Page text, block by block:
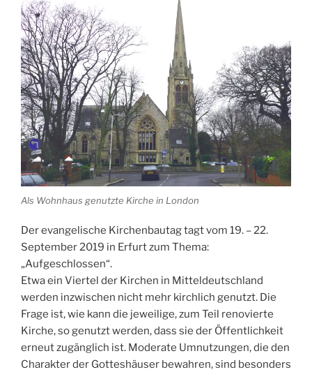
Als Wohnhaus genutzte Kirche in London
Der evangelische Kirchenbautag tagt vom 19. – 22.
September 2019 in Erfurt zum Thema:
„Aufgeschlossen“.
Etwa ein Viertel der Kirchen in Mitteldeutschland
werden inzwischen nicht mehr kirchlich genutzt. Die
Frage ist, wie kann die jeweilige, zum Teil renovierte
Kirche, so genutzt werden, dass sie der Öffentlichkeit
erneut zugänglich ist. Moderate Umnutzungen, die den
Charakter der Gotteshäuser bewahren, sind besonders